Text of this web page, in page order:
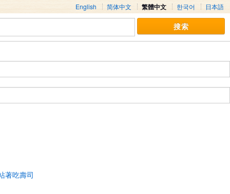
English 简体中文 繁體中文 한국어 日本語
著吃壽司